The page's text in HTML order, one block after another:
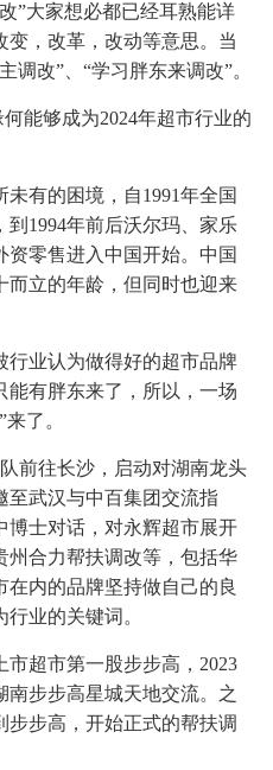
”大家想必都已经耳熟能详
变，改革，改动等意思。当
调改”、“学习胖东来调改”。
能够成为2024年超市行业的
有的困境，自1991年全国
1994年前后沃尔玛、家乐
零售进入中国开始。中国
而立的年龄，但同时也迎来
行业认为做得好的超市品牌
能有胖东来了，所以，一场
了。
前往长沙，启动对湖南龙头
至武汉与中百集团交流指
博士对话，对永辉超市展开
州合力帮扶调改等，包括华
内的品牌坚持做自己的良
业的关键词。
超市第一股步步高，2023
南步步高星城天地交流。之
步步高，开始正式的帮扶调